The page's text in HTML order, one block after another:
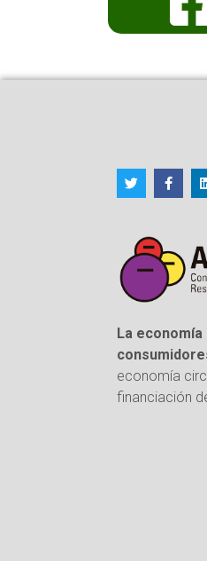
La
economía
financiación